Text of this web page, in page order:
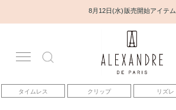
8月12日(水) 販売開始アイテム
タイムレス クリップ リズレ
アカウント
アイテム